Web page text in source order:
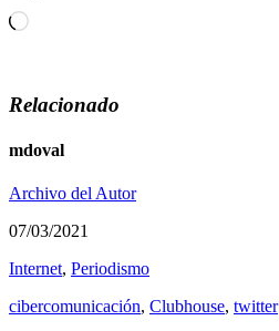
Cargando...
Relacionado
mdoval
Archivo del Autor
07/03/2021
Internet, Periodismo
cibercomunicación, Clubhouse, twitter